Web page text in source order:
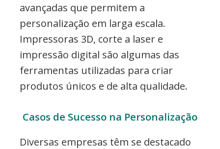
avançadas que permitem a
personalização em larga escala.
Impressoras 3D, corte a laser e
impressão digital são algumas das
ferramentas utilizadas para criar
produtos únicos e de alta qualidade.
Casos de Sucesso na Personalização
Diversas empresas têm se destacado